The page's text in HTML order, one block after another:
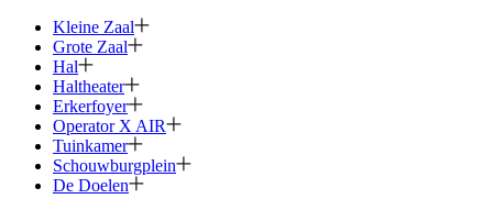
Kleine Zaal
Grote Zaal
Hal
Haltheater
Erkerfoyer
Operator X AIR
Tuinkamer
Schouwburg­plein
De Doelen